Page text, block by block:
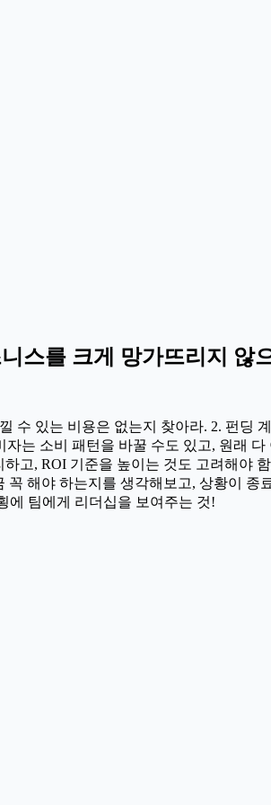
스를 크게 망가뜨리지 않
수 있는 비용은 없는지 찾아라. 2. 펀딩
는 소비 패턴을 바꿀 수도 있고, 원래
고, ROI 기준을 높이는 것도 고려해야
해야 하는지를 생각해보고, 상황이 종
에 팀에게 리더십을 보여주는 것!